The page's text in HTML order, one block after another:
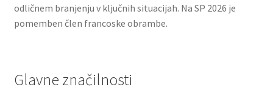
odličnem branjenju v ključnih situacijah. Na SP 2026 je
pomemben člen francoske obrambe.
Glavne značilnosti